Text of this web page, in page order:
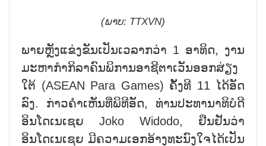
(ພາບ: TTXVN)
ພາຍຫຼັງແຂ່ງຂັນເປັນເວລາກວ່າ 1 ອາທິດ, ງານ
ມະຫາກຳກິລາຄົນພິການອາຊີຕາເວັນອອກສ່ຽງ
ໃຕ້ (ASEAN Para Games) ຄັ້ງທີ 11 ໄດ້ອັດ
ລົງ. ກ່າວຄຳເຫັນທີ່ພິທີອັດ, ທ່ານປະທານາທິບໍດີ
ອິນໂດເນເຊຍ Joko Widodo, ຢືນຢັນວ່າ
ອິນໂດເນເຊຍ ມີຄວາມເອກອ້າງທະນົງໃຈໄດ້ເປັນ